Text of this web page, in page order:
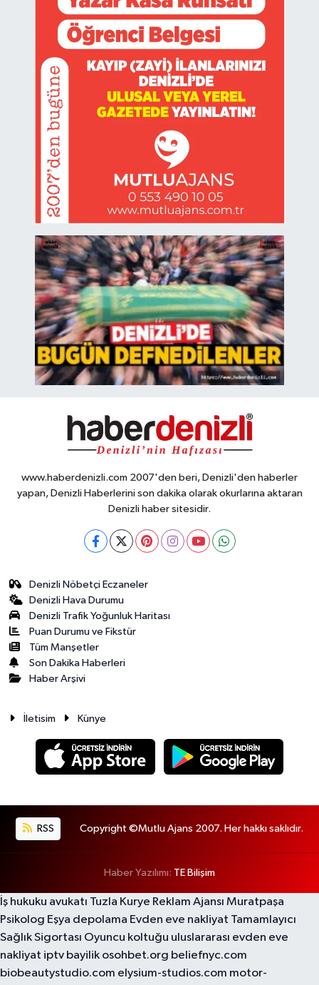
www.haberdenizli.com 2007'den beri, Denizli'den haberler
yapan, Denizli Haberlerini son dakika olarak okurlarına aktaran
Denizli haber sitesidir.
Denizli Nöbetçi Eczaneler
Denizli Hava Durumu
Denizli Trafik Yoğunluk Haritası
Puan Durumu ve Fikstür
Tüm Manşetler
Son Dakika Haberleri
Haber Arşivi
İletisim Künye
RSS Copyright ©Mutlu Ajans 2007. Her hakkı saklıdır.
Haber Yazılımı: TE Bilişim
İş hukuku avukatı Tuzla Kurye Reklam Ajansı Muratpaşa
Psikolog Eşya depolama Evden eve nakliyat Tamamlayıcı
Sağlık Sigortası Oyuncu koltuğu uluslararası evden eve
nakliyat iptv bayilik osohbet.org beliefnyc.com
biobeautystudio.com elysium-studios.com motor-